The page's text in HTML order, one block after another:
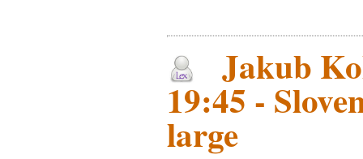
Jakub
19:45 -
large